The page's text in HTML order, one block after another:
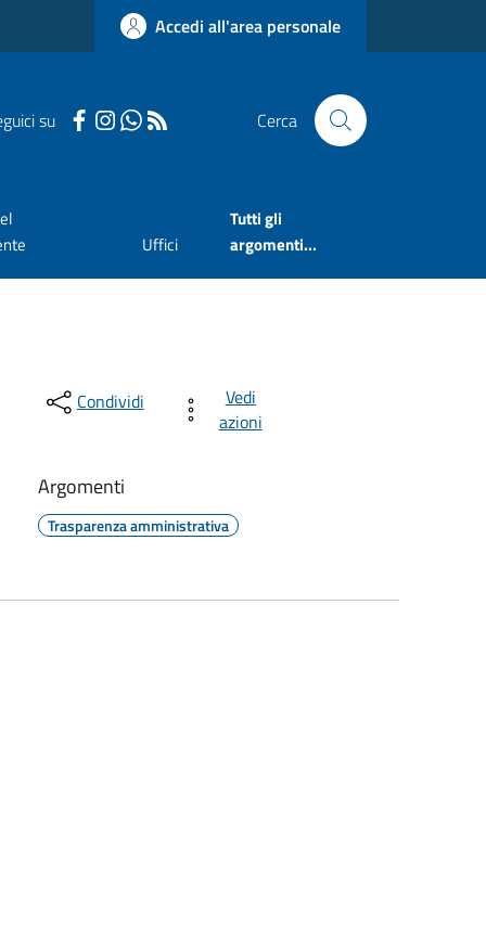
Accedi all'area personale
su Cerca
Uffici
Tutti gli
argomenti...
Condividi
Vedi
azioni
Argomenti
Trasparenza amministrativa